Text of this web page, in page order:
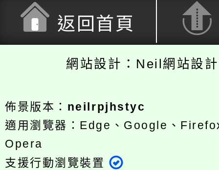
返回首頁
網站設計：Neil網站設
佈景版本： neilrpjhstyc
適用瀏覽器：Edge、Google、
Opera
支援行動瀏覽裝置